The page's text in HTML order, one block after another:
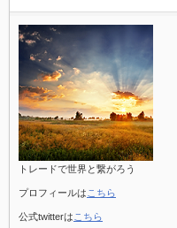
トレードで世界と繋がろう
プロフィールは こちら
公式twitterは こちら